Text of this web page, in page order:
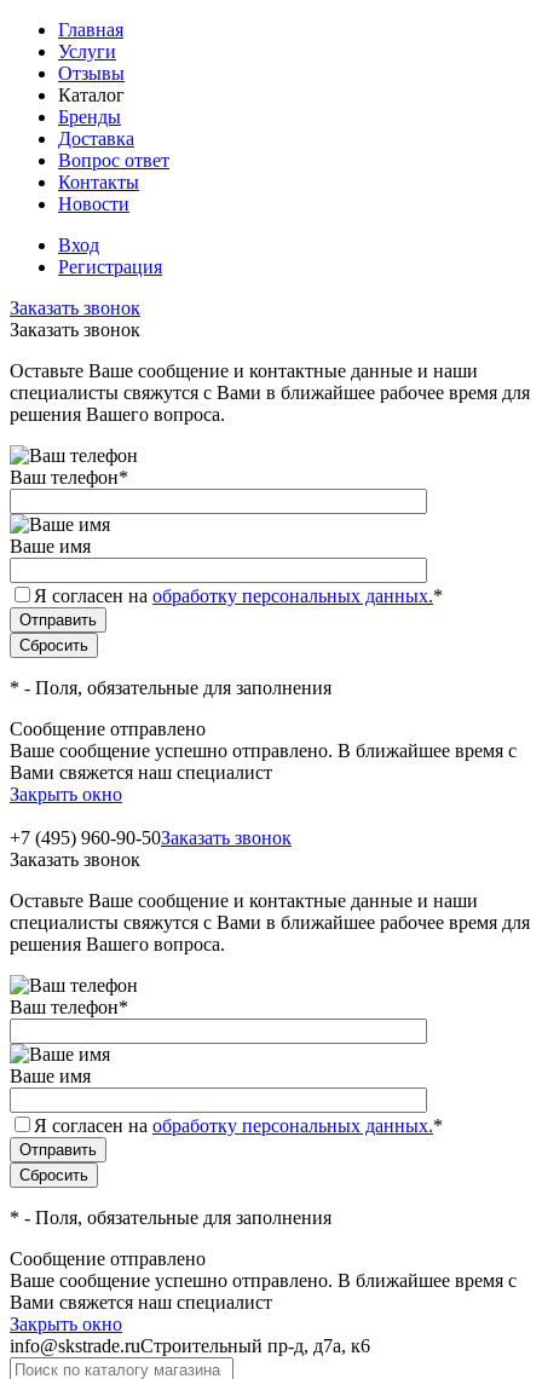
Главная
Услуги
Отзывы
Каталог
Бренды
Доставка
Вопрос ответ
Контакты
Новости
Вход
Регистрация
Заказать звонок
Заказать звонок
Оставьте Ваше сообщение и контактные данные и наши
специалисты свяжутся с Вами в ближайшее рабочее время для
решения Вашего вопроса.
Ваш телефон*
Ваше имя
Я согласен на обработку персональных данных.*
* - Поля, обязательные для заполнения
Сообщение отправлено
Ваше сообщение успешно отправлено. В ближайшее время с
Вами свяжется наш специалист
Закрыть окно
+7 (495) 960-90-50Заказать звонок
Заказать звонок
Оставьте Ваше сообщение и контактные данные и наши
специалисты свяжутся с Вами в ближайшее рабочее время для
решения Вашего вопроса.
Ваш телефон*
Ваше имя
Я согласен на обработку персональных данных.*
* - Поля, обязательные для заполнения
Сообщение отправлено
Ваше сообщение успешно отправлено. В ближайшее время с
Вами свяжется наш специалист
Закрыть окно
info@skstrade.ruСтроительный пр-д, д7а, к6